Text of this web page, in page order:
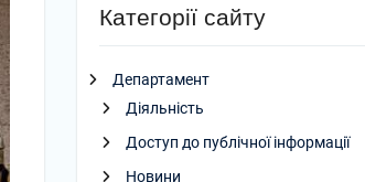
Категорії сайту
Департамент
Діяльність
Доступ до публічної інформації
Новини